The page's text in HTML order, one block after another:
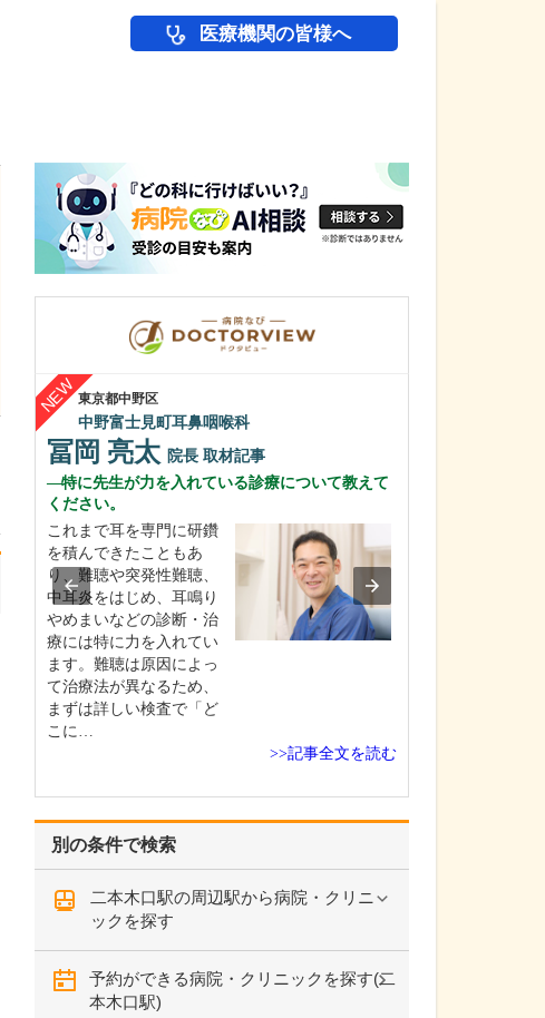
医療機関の皆様へ
別の条件で検索
二本木口駅の周辺駅から病院・クリニ
ックを探す
予約ができる病院・クリニックを探す(二
本木口駅)
東京都中野区
中野富士見町耳鼻咽喉科
冨岡 亮太 院長 取材記事
特に先生が力を入れている診療について教えて
ください。
これまで耳を専門に研鑽
を積んできたこともあ
り、難聴や突発性難聴、
中耳炎をはじめ、耳鳴り
やめまいなどの診断・治
療には特に力を入れてい
ます。難聴は原因によっ
て治療法が異なるため、
まずは詳しい検査で「ど
こに…
>>記事全文を読む